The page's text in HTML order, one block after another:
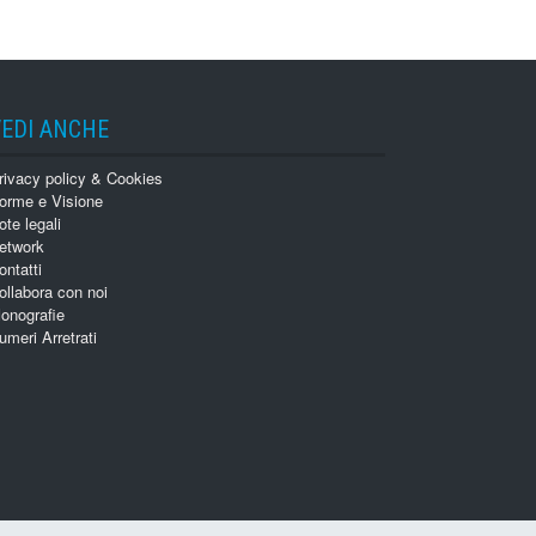
ANCHE
policy & Cookies
e Visione
legali
con noi
Arretrati